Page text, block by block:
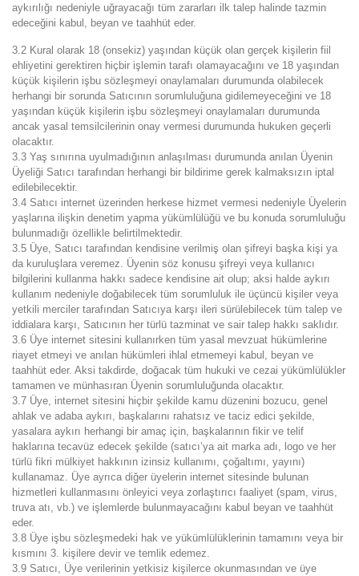
aykırılığı nedeniyle uğrayacağı tüm zararları ilk talep halinde tazmin
edeceğini kabul, beyan ve taahhüt eder.
3.2 Kural olarak 18 (onsekiz) yaşından küçük olan gerçek kişilerin fiil
ehliyetini gerektiren hiçbir işlemin tarafı olamayacağını ve 18 yaşından
küçük kişilerin işbu sözleşmeyi onaylamaları durumunda olabilecek
herhangi bir sorunda Satıcının sorumluluğuna gidilemeyeceğini ve 18
yaşından küçük kişilerin işbu sözleşmeyi onaylamaları durumunda
ancak yasal temsilcilerinin onay vermesi durumunda hukuken geçerli
olacaktır.
3.3 Yaş sınırına uyulmadığının anlaşılması durumunda anılan Üyenin
Üyeliği Satıcı tarafından herhangi bir bildirime gerek kalmaksızın iptal
edilebilecektir.
3.4 Satıcı internet üzerinden herkese hizmet vermesi nedeniyle Üyelerin
yaşlarına ilişkin denetim yapma yükümlülüğü ve bu konuda sorumluluğu
bulunmadığı özellikle belirtilmektedir.
3.5 Üye, Satıcı tarafından kendisine verilmiş olan şifreyi başka kişi ya
da kuruluşlara veremez. Üyenin söz konusu şifreyi veya kullanıcı
bilgilerini kullanma hakkı sadece kendisine ait olup; aksi halde aykırı
kullanım nedeniyle doğabilecek tüm sorumluluk ile üçüncü kişiler veya
yetkili merciler tarafından Satıcıya karşı ileri sürülebilecek tüm talep ve
iddialara karşı, Satıcının her türlü tazminat ve sair talep hakkı saklıdır.
3.6 Üye internet sitesini kullanırken tüm yasal mevzuat hükümlerine
riayet etmeyi ve anılan hükümleri ihlal etmemeyi kabul, beyan ve
taahhüt eder. Aksi takdirde, doğacak tüm hukuki ve cezai yükümlülükler
tamamen ve münhasıran Üyenin sorumluluğunda olacaktır.
3.7 Üye, internet sitesini hiçbir şekilde kamu düzenini bozucu, genel
ahlak ve adaba aykırı, başkalarını rahatsız ve taciz edici şekilde,
yasalara aykırı herhangi bir amaç için, başkalarının fikir ve telif
haklarına tecavüz edecek şekilde (satıcı’ya ait marka adı, logo ve her
türlü fikri mülkiyet hakkının izinsiz kullanımı, çoğaltımı, yayını)
kullanamaz. Üye ayrıca diğer üyelerin internet sitesinde bulunan
hizmetleri kullanmasını önleyici veya zorlaştırıcı faaliyet (spam, virus,
truva atı, vb.) ve işlemlerde bulunmayacağını kabul beyan ve taahhüt
eder.
3.8 Üye işbu sözleşmedeki hak ve yükümlülüklerinin tamamını veya bir
kısmını 3. kişilere devir ve temlik edemez.
3.9 Satıcı, Üye verilerinin yetkisiz kişilerce okunmasından ve üye